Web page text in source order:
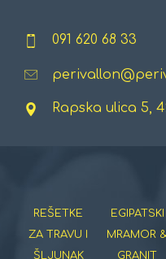
091 620 68 33
Rapska ulica 5,
REŠETKE
ZA TRAVU I
ŠLJUNAK
EGIPATSKI
MRAMOR
GRANIT